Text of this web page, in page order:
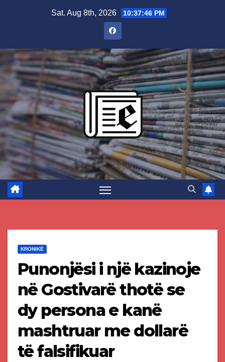
Sat. Aug 8th, 2026 10:37:47 PM
KRONIKË
Punonjësi i një kazinoje
në Gostivarë thotë se
dy persona e kanë
mashtruar me dollarë
të falsifikuar